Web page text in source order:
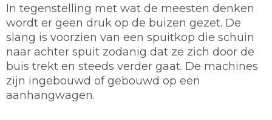
In tegenstelling met wat de meesten denken
wordt er geen druk op de buizen gezet. De
slang is voorzien van een spuitkop die schuin
naar achter spuit zodanig dat ze zich door de
buis trekt en steeds verder gaat. De machines
zijn ingebouwd of gebouwd op een
aanhangwagen.